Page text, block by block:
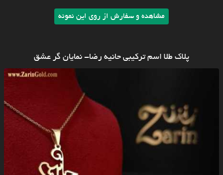
مشاهده و سفارش از روی این نمونه
پلاک طلا اسم ترکیبی حانیه رضا- نمایان گر عشق